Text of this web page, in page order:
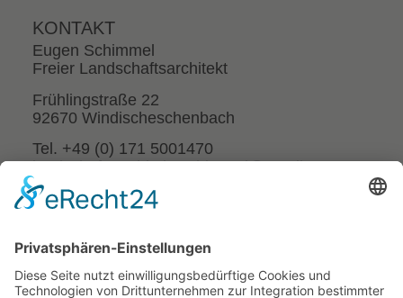
KONTAKT
Eugen Schimmel
Freier Landschaftsarchitekt
Frühlingstraße 22
92670 Windischeschenbach
Tel. +49 (0) 171 5001470
landschaftsarchitekt.schimmel@gmail.com
SERVICE
Datenschutzerklärung
Cookie-Einstellungen